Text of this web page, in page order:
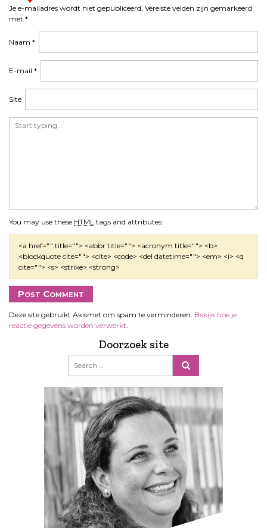
Je e-mailadres wordt niet gepubliceerd. Vereiste velden zijn gemarkeerd
met *
You may use these HTML tags and attributes:
<a href="" title=""> <abbr title=""> <acronym title=""> <b>
<blockquote cite=""> <cite> <code> <del datetime=""> <em> <i> <q
cite=""> <s> <strike> <strong>
Naam *
E-mail *
Site
Deze site gebruikt Akismet om spam te verminderen. Bekijk hoe je
reactie gegevens worden verwerkt
Doorzoek site